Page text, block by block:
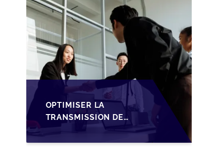
STRUCTURATION DES
SOPARFI
OPTIMISER LA
TRANSMISSION DE
PME
LUXEMBOURGEOISES